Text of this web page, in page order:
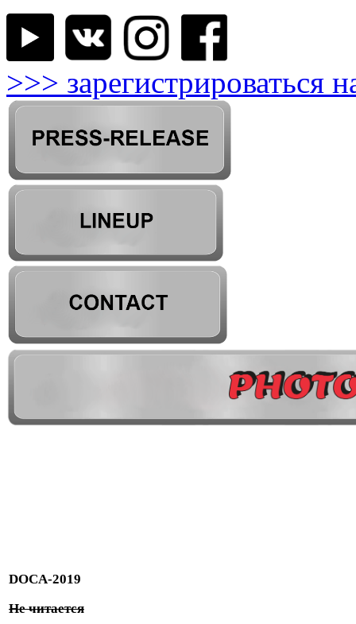
>>> зарегистрироваться
DOCA-2019
Не читается